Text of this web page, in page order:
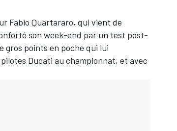
Fabio Quartararo, qui vient de
son week-end par un test post-
gros points en poche qui lui
Ducati au championnat, et avec